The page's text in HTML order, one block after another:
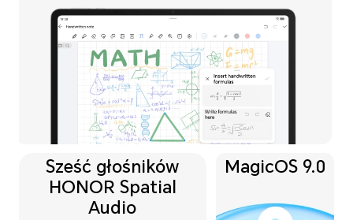
Sześć głośników
HONOR Spatial
Audio
MagicOS 9.0